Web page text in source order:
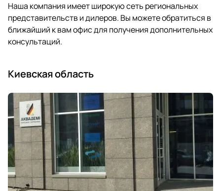
Наша компания имеет широкую сеть региональных
представительств и дилеров. Вы можете обратиться в
ближайший к вам офис для получения дополнительных
консультаций.
Киевская область